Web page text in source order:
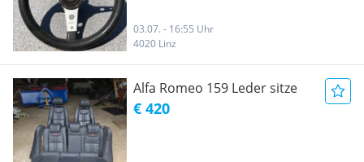
03.07. - 16:55 Uhr
4020 Linz
Alfa Romeo 159 Leder sitze
€ 420